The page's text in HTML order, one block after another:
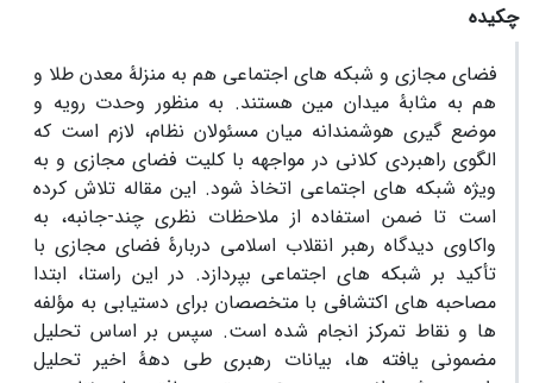
چکیده
فضای مجازی و شبکه های اجتماعی هم به منزلۀ معدن طلا و
هم به مثابۀ میدان مین هستند. به منظور وحدت رویه و
موضع گیری هوشمندانه میان مسئولان نظام، لازم است که
الگوی راهبردی کلانی در مواجهه با کلیت فضای مجازی و به
ویژه شبکه های اجتماعی اتخاذ شود. این مقاله تلاش کرده
است تا ضمن استفاده از ملاحظات نظری چند-جانبه، به
واکاوی دیدگاه رهبر انقلاب اسلامی دربارۀ فضای مجازی با
تأکید بر شبکه های اجتماعی بپردازد. در این راستا، ابتدا
مصاحبه های اکتشافی با متخصصان برای دستیابی به مؤلفه
ها و نقاط تمرکز انجام شده است. سپس بر اساس تحلیل
مضمونی یافته ها، بیانات رهبری طی دهۀ اخیر تحلیل